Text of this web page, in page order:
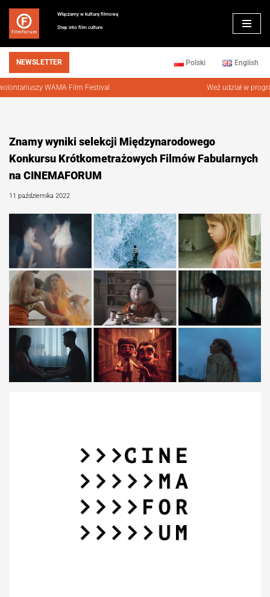
Przejdź
treści
Włączamy w kulturę filmową
Step into film culture
NEWSLETTER Polski English
WAMA Film Festival Weź udział w
Znamy wyniki selekcji Międzynarodowego
Konkursu Krótkometrażowych Filmów Fabularnych
na CINEMAFORUM
11 października 2022